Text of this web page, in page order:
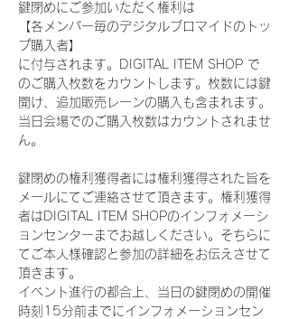
鍵閉めにご参加いただく権利は
【各メンバー毎のデジタルブロマイドのトッ
プ購入者】
に付与されます。DIGITAL ITEM SHOP で
のご購入枚数をカウントします。枚数には鍵
開け、追加販売レーンの購入も含まれます。
当日会場でのご購入枚数はカウントされませ
ん。
鍵閉めの権利獲得者には権利獲得された旨を
メールにてご連絡させて頂きます。権利獲得
者はDIGITAL ITEM SHOPのインフォメーシ
ョンセンターまでお越しください。そちらに
てご本人様確認と参加の詳細をお伝えさせて
頂きます。
イベント進行の都合上、当日の鍵閉めの開催
時刻15分前までにインフォメーションセン